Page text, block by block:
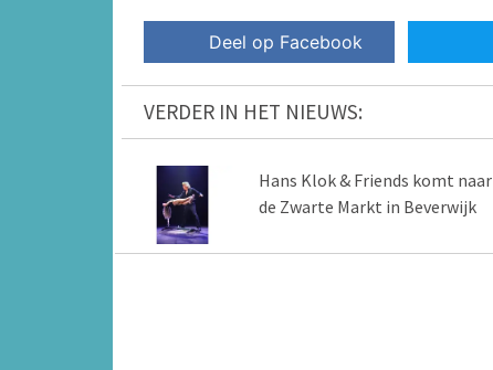
Deel op Facebook
VERDER IN HET NIEUWS:
Hans Klok & Friends komt naar
de Zwarte Markt in Beverwijk